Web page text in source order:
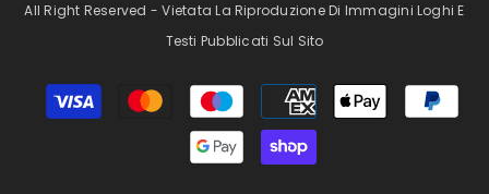
All Right Reserved - Vietata La Riproduzione Di Immagini Loghi E
Testi Pubblicati Sul Sito
Metodi
pagamento